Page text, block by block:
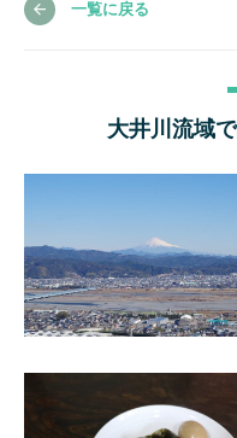
一覧に戻る
大井川流域